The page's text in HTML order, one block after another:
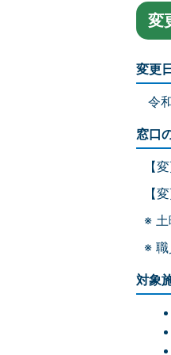
変
変更
令
窓口
【
【
※ 土
※ 職
対象